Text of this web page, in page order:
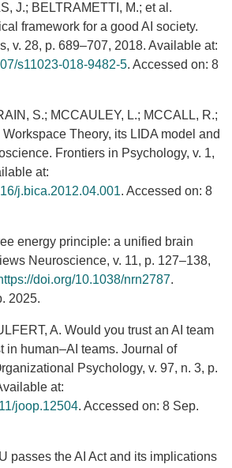
J.; BELTRAMETTI, M.; et al.
framework for a good AI society.
v. 28, p. 689–707, 2018. Available at:
s11023-018-9482-5. Accessed on: 8
S.; MCCAULEY, L.; MCCALL, R.;
Theory, its LIDA model and
Frontiers in Psychology, v. 1,
at:
j.bica.2012.04.001. Accessed on: 8
energy principle: a unified brain
Neuroscience, v. 11, p. 127–138,
doi.org/10.1038/nrn2787.
2025.
A. Would you trust an AI team
in human–AI teams. Journal of
Psychology, v. 97, n. 3, p.
at:
joop.12504. Accessed on: 8 Sep.
passes the AI Act and its implications